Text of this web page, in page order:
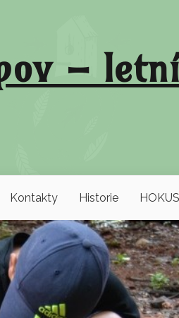
–
Kontakty Historie